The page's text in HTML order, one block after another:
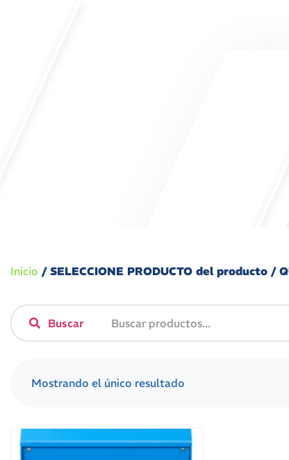
Inicio / SELECCIONE PRODUCTO del producto /
Buscar
Mostrando el único resultado